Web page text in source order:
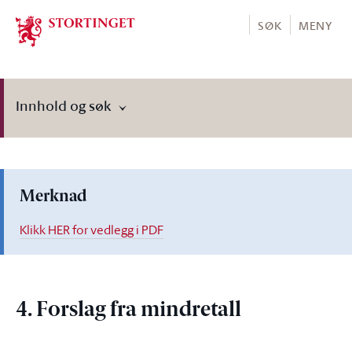
Stortinget.no
SØK MENY
Innhold og søk
Merknad
Klikk HER for vedlegg i PDF
4. Forslag fra mindretall